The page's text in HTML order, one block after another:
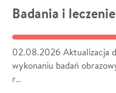
Badania i
02.08.2026 Aktualizacja
wykonaniu badań
r…